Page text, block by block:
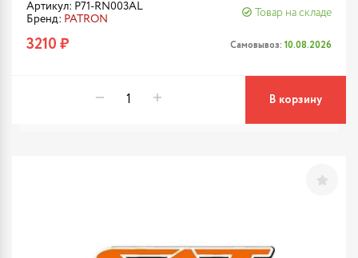
Артикул: P71-RN003AL
Бренд: PATRON
Товар на складе
3210 ₽ Самовывоз: 10.08.2026
В корзину